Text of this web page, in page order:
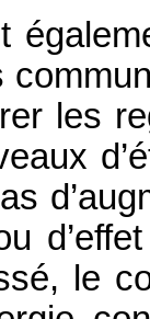
les
le